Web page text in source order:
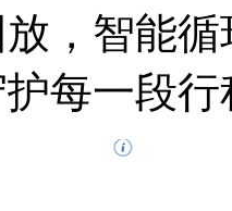
，智能
每一段